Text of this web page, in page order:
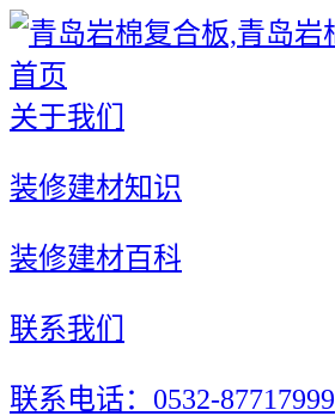
首页
关于我们
装修建材知识
装修建材百科
联系我们
联系电话：0532-87717999